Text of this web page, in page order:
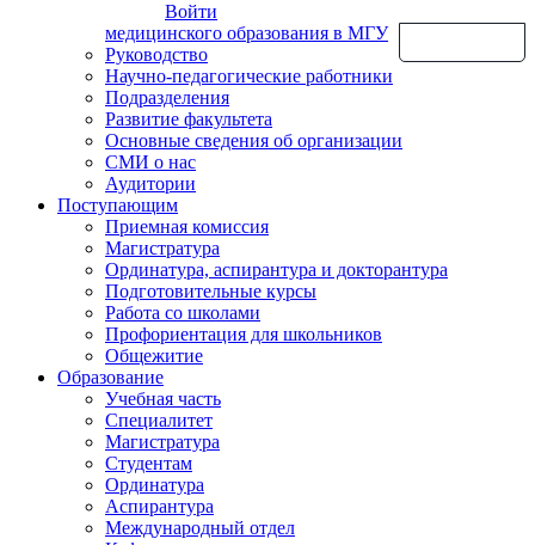
Войти
медицинского образования в МГУ
Руководство
Научно-педагогические работники
Подразделения
Развитие факультета
Основные сведения об организации
СМИ о нас
Аудитории
Поступающим
Приемная комиссия
Магистратура
Ординатура, аспирантура и докторантура
Подготовительные курсы
Работа со школами
Профориентация для школьников
Общежитие
Образование
Учебная часть
Специалитет
Магистратура
Студентам
Ординатура
Аспирантура
Международный отдел